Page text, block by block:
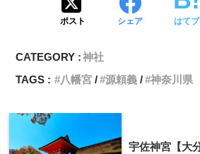
ポスト シェア はてブ
CATEGORY :神社
TAGS :
八幡宮 源頼義 神奈川県
宇佐神宮【大